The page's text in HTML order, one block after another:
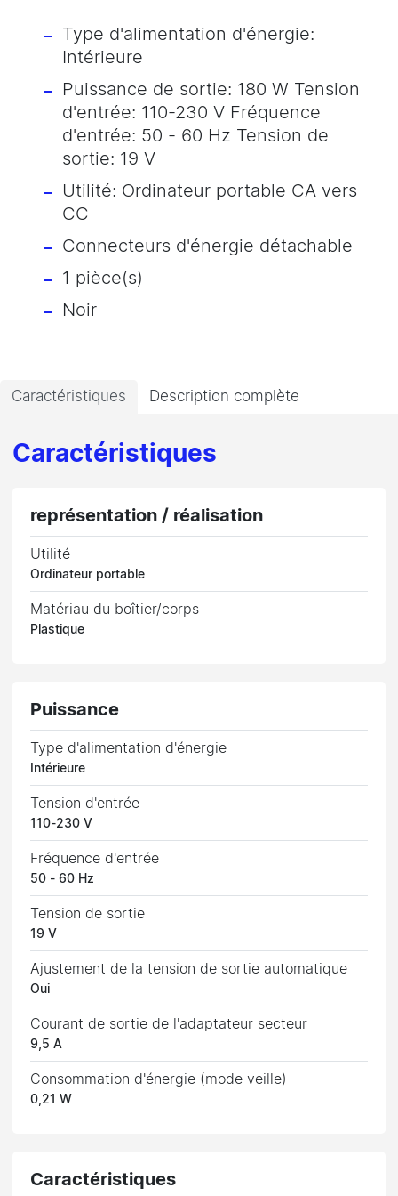
Type d'alimentation d'énergie:
Intérieure
Puissance de sortie: 180 W Tension
d'entrée: 110-230 V Fréquence
d'entrée: 50 - 60 Hz Tension de
sortie: 19 V
Utilité: Ordinateur portable CA vers
CC
Connecteurs d'énergie détachable
1 pièce(s)
Noir
Caractéristiques Description complète
Caractéristiques
représentation / réalisation
Utilité
Ordinateur portable
Matériau du boîtier/corps
Plastique
Puissance
Type d'alimentation d'énergie
Intérieure
Tension d'entrée
110-230 V
Fréquence d'entrée
50 - 60 Hz
Tension de sortie
19 V
Ajustement de la tension de sortie automatique
Oui
Courant de sortie de l'adaptateur secteur
9,5 A
Consommation d'énergie (mode veille)
0,21 W
Caractéristiques